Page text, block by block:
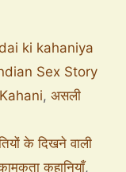
ki kahaniya
Sex Story
, असली
के दिखने वाली
कहानियाँ,